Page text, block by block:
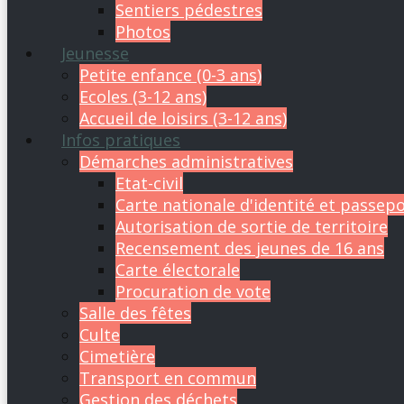
Sentiers pédestres
Photos
Jeunesse
Petite enfance (0-3 ans)
Ecoles (3-12 ans)
Accueil de loisirs (3-12 ans)
Infos pratiques
Démarches administratives
Etat-civil
Carte nationale d'identité et
Autorisation de sortie de territoire
Recensement des jeunes de 16 ans
Carte électorale
Procuration de vote
Salle des fêtes
Culte
Cimetière
Transport en commun
Gestion des déchets